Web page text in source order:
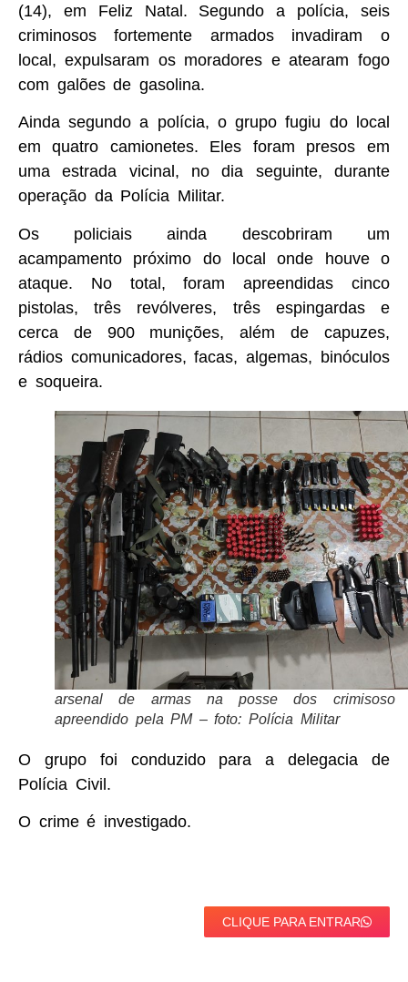
(14), em Feliz Natal. Segundo a polícia, seis
criminosos fortemente armados invadiram o
local, expulsaram os moradores e atearam fogo
com galões de gasolina.
Ainda segundo a polícia, o grupo fugiu do local
em quatro camionetes. Eles foram presos em
uma estrada vicinal, no dia seguinte, durante
operação da Polícia Militar.
Os policiais ainda descobriram um
acampamento próximo do local onde houve o
ataque. No total, foram apreendidas cinco
pistolas, três revólveres, três espingardas e
cerca de 900 munições, além de capuzes,
rádios comunicadores, facas, algemas, binóculos
e soqueira.
arsenal de armas na posse dos crimisoso
apreendido pela PM – foto: Polícia Militar
O grupo foi conduzido para a delegacia de
Polícia Civil.
O crime é investigado.
CLIQUE PARA ENTRAR